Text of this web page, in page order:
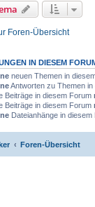
Foren-Übersicht
IN DIESEM
neuen Themen in
Antworten zu Themen in
Beiträge in diesem Forum
Beiträge in diesem Forum
Dateianhänge in diesem
Foren-Übersicht